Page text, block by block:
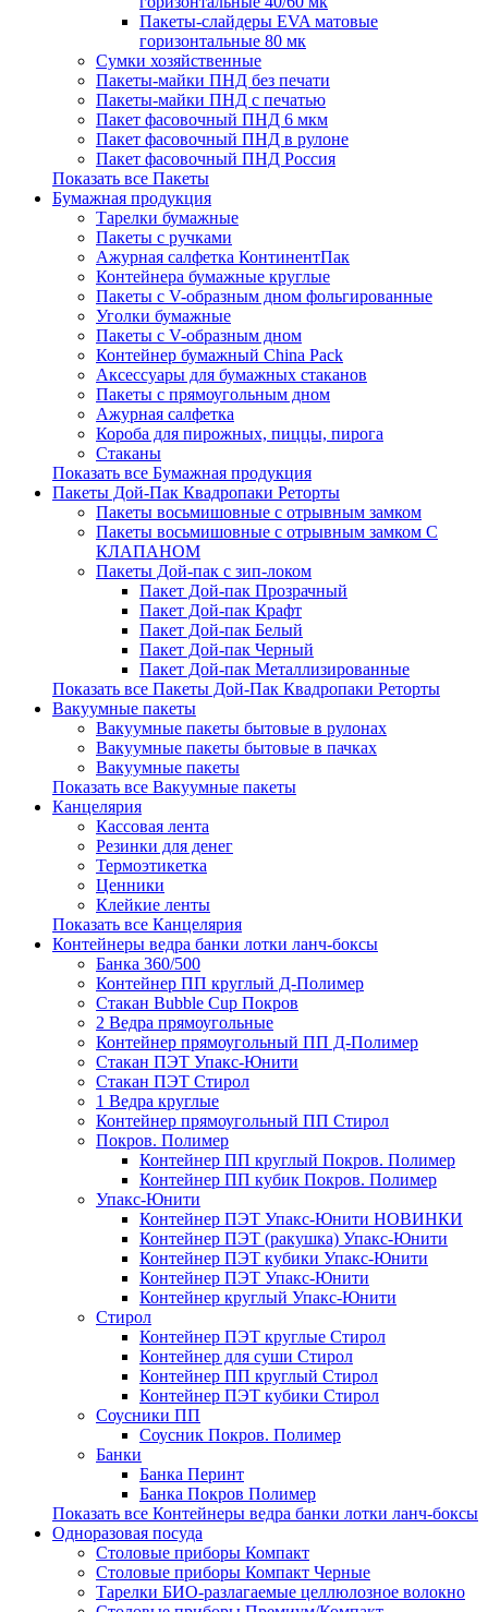
Пакеты-слайдеры EVA матовые
горизонтальные 80 мк
Сумки хозяйственные
Пакеты-майки ПНД без печати
Пакеты-майки ПНД с печатью
Пакет фасовочный ПНД 6 мкм
Пакет фасовочный ПНД в рулоне
Пакет фасовочный ПНД Россия
Показать все Пакеты
Бумажная продукция
Тарелки бумажные
Пакеты с ручками
Ажурная салфетка КонтинентПак
Контейнера бумажные круглые
Пакеты с V-образным дном фольгированные
Уголки бумажные
Пакеты с V-образным дном
Контейнер бумажный China Pack
Аксессуары для бумажных стаканов
Пакеты с прямоугольным дном
Ажурная салфетка
Короба для пирожных, пиццы, пирога
Стаканы
Показать все Бумажная продукция
Пакеты Дой-Пак Квадропаки Реторты
Пакеты восьмишовные с отрывным замком
Пакеты восьмишовные с отрывным замком С
КЛАПАНОМ
Пакеты Дой-пак с зип-локом
Пакет Дой-пак Прозрачный
Пакет Дой-пак Крафт
Пакет Дой-пак Белый
Пакет Дой-пак Черный
Пакет Дой-пак Металлизированные
Показать все Пакеты Дой-Пак Квадропаки Реторты
Вакуумные пакеты
Вакуумные пакеты бытовые в рулонах
Вакуумные пакеты бытовые в пачках
Вакуумные пакеты
Показать все Вакуумные пакеты
Канцелярия
Кассовая лента
Резинки для денег
Термоэтикетка
Ценники
Клейкие ленты
Показать все Канцелярия
Контейнеры ведра банки лотки ланч-боксы
Банка 360/500
Контейнер ПП круглый Д-Полимер
Стакан Bubble Cup Покров
2 Ведра прямоугольные
Контейнер прямоугольный ПП Д-Полимер
Стакан ПЭТ Упакс-Юнити
Стакан ПЭТ Стирол
1 Ведра круглые
Контейнер прямоугольный ПП Стирол
Покров. Полимер
Контейнер ПП круглый Покров. Полимер
Контейнер ПП кубик Покров. Полимер
Упакс-Юнити
Контейнер ПЭТ Упакс-Юнити НОВИНКИ
Контейнер ПЭТ (ракушка) Упакс-Юнити
Контейнер ПЭТ кубики Упакс-Юнити
Контейнер ПЭТ Упакс-Юнити
Контейнер круглый Упакс-Юнити
Стирол
Контейнер ПЭТ круглые Стирол
Контейнер для суши Стирол
Контейнер ПП круглый Стирол
Контейнер ПЭТ кубики Стирол
Соусники ПП
Соусник Покров. Полимер
Банки
Банка Перинт
Банка Покров Полимер
Показать все Контейнеры ведра банки лотки ланч-боксы
Одноразовая посуда
Столовые приборы Компакт
Столовые приборы Компакт Черные
Тарелки БИО-разлагаемые целлюлозное волокно